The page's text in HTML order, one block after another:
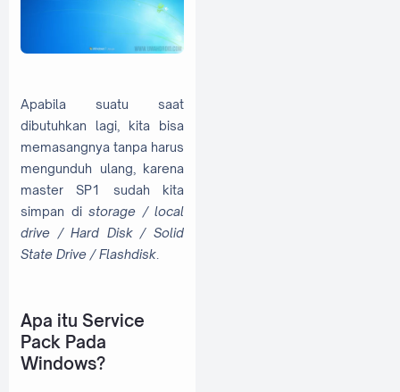
Apabila suatu saat
dibutuhkan lagi, kita bisa
memasangnya tanpa harus
mengunduh ulang, karena
master SP1 sudah kita
simpan di storage / local
drive / Hard Disk / Solid
State Drive / Flashdisk
Apa itu Service
Pack Pada
Windows?